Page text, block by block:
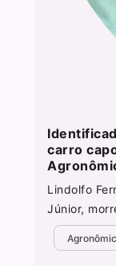
carro
Lindolfo
Júnior,